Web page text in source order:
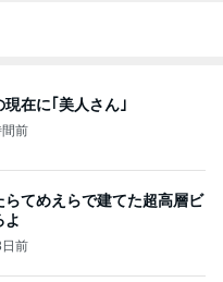
現在に｢美人さん｣
前
てめえらで建てた超高層ビ
よ
前